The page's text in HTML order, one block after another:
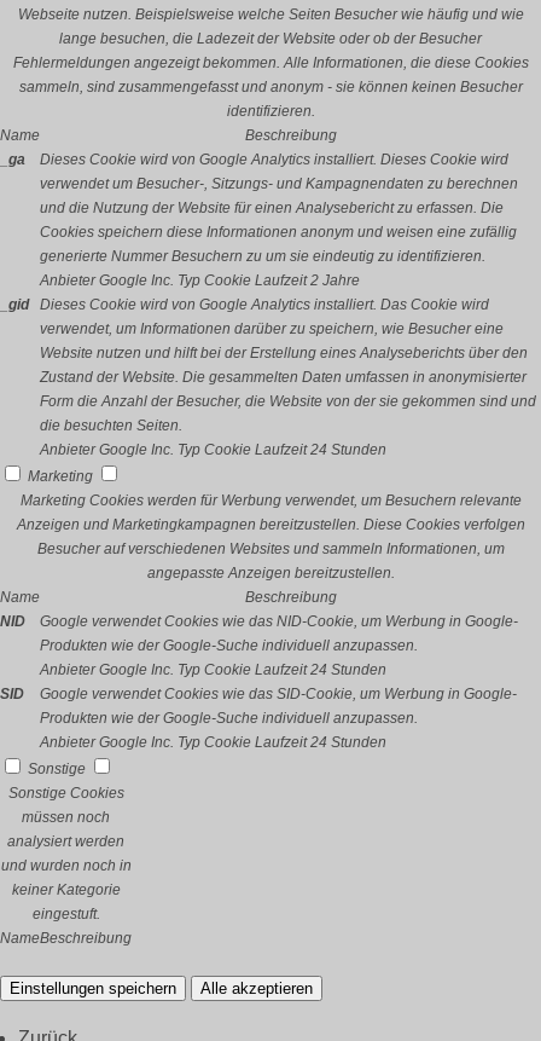
Webseite nutzen. Beispielsweise welche Seiten Besucher wie häufig und wie
lange besuchen, die Ladezeit der Website oder ob der Besucher
Fehlermeldungen angezeigt bekommen. Alle Informationen, die diese Cookies
sammeln, sind zusammengefasst und anonym - sie können keinen Besucher
identifizieren.
Name
Beschreibung
_ga
Dieses Cookie wird von Google Analytics installiert. Dieses Cookie wird
verwendet um Besucher-, Sitzungs- und Kampagnendaten zu berechnen
und die Nutzung der Website für einen Analysebericht zu erfassen. Die
Cookies speichern diese Informationen anonym und weisen eine zufällig
generierte Nummer Besuchern zu um sie eindeutig zu identifizieren.
Anbieter Google Inc. Typ Cookie Laufzeit 2 Jahre
_gid
Dieses Cookie wird von Google Analytics installiert. Das Cookie wird
verwendet, um Informationen darüber zu speichern, wie Besucher eine
Website nutzen und hilft bei der Erstellung eines Analyseberichts über den
Zustand der Website. Die gesammelten Daten umfassen in anonymisierter
Form die Anzahl der Besucher, die Website von der sie gekommen sind und
die besuchten Seiten.
Anbieter Google Inc. Typ Cookie Laufzeit 24 Stunden
Marketing
Marketing Cookies werden für Werbung verwendet, um Besuchern relevante
Anzeigen und Marketingkampagnen bereitzustellen. Diese Cookies verfolgen
Besucher auf verschiedenen Websites und sammeln Informationen, um
angepasste Anzeigen bereitzustellen.
Name
Beschreibung
NID
Google verwendet Cookies wie das NID-Cookie, um Werbung in Google-
Produkten wie der Google-Suche individuell anzupassen.
Anbieter Google Inc. Typ Cookie Laufzeit 24 Stunden
SID
Google verwendet Cookies wie das SID-Cookie, um Werbung in Google-
Produkten wie der Google-Suche individuell anzupassen.
Anbieter Google Inc. Typ Cookie Laufzeit 24 Stunden
Sonstige
Sonstige Cookies
müssen noch
analysiert werden
und wurden noch in
keiner Kategorie
eingestuft.
NameBeschreibung
Einstellungen speichern Alle akzeptieren